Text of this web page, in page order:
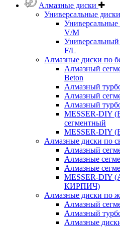
Алмазные диски
Универсальные диски
Универсальные
V/M
F/L
Алмазные диски по
Алмазный
Beton
Алмазный
Алмазный
Алмазный
MESSER-
сегментный
MESSER-DIY
Алмазные диски по
Алмазный
Алмазные
Алмазные
MESSER-
КИРПИЧ)
Алмазные диски по
Алмазный
Алмазный
Алмазные